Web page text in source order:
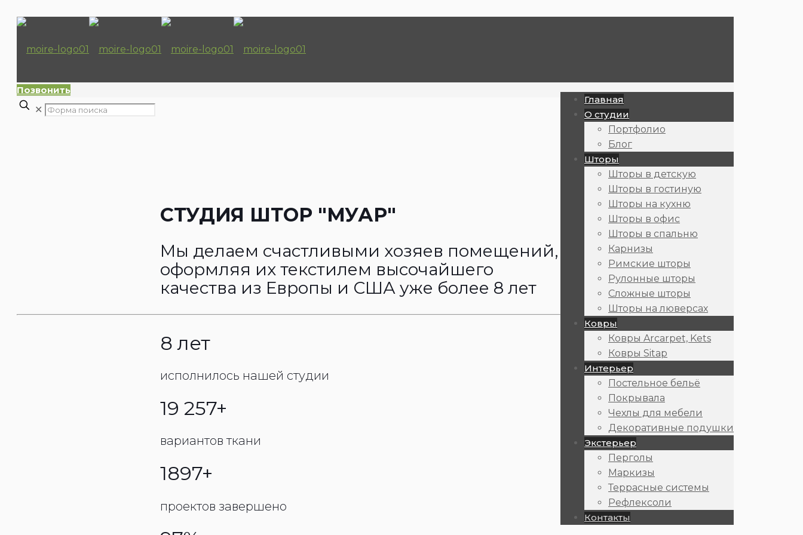
Главная
О студии
Портфолио
Блог
Шторы
Шторы в детскую
Шторы в гостиную
Шторы на кухню
Шторы в офис
Шторы в спальню
Карнизы
Римские шторы
Рулонные шторы
Сложные шторы
Шторы на люверсах
Ковры
Ковры Arcarpet, Kets
Ковры Sitap
Интерьер
Постельное бельё
Покрывала
Чехлы для мебели
Декоративные подушки
Экстерьер
Перголы
Маркизы
Террасные системы
Рефлексоли
Контакты
Позвонить
✕
СТУДИЯ ШТОР "МУАР"
Мы делаем счастливыми хозяев помещений,
оформляя их текстилем высочайшего
качества из Европы и США уже более 8 лет
8 лет
исполнилось нашей студии
19 257+
вариантов ткани
1897+
проектов завершено